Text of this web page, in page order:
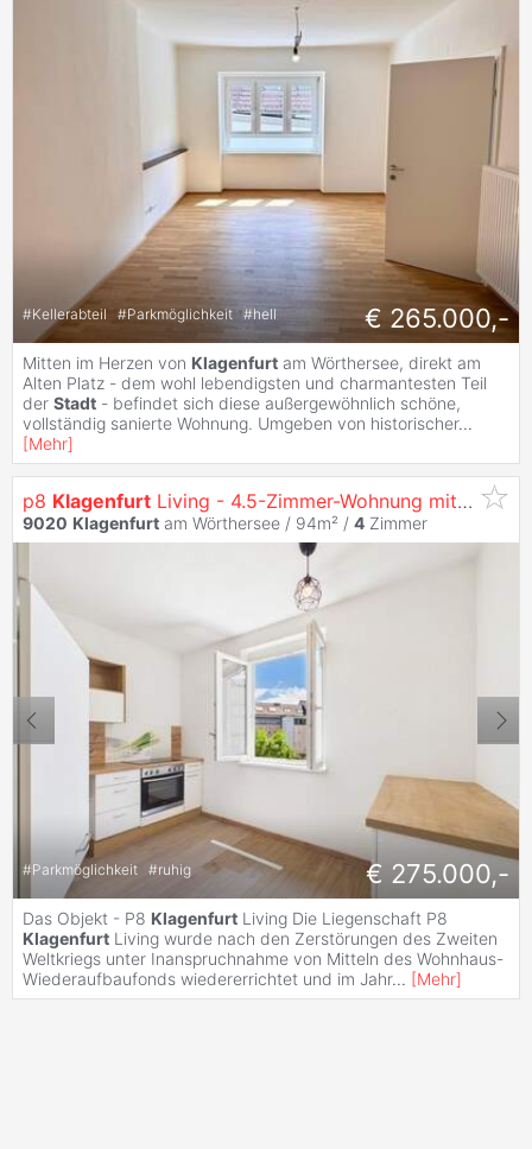
#Kellerabteil #Parkmöglichkeit #hell € 265.000,-
Mitten im Herzen von Klagenfurt am Wörthersee, direkt am
Alten Platz - dem wohl lebendigsten und charmantesten Teil
der Stadt - befindet sich diese außergewöhnlich schöne,
vollständig sanierte Wohnung. Umgeben von historischer...
[Mehr]
p8 Klagenfurt Living - 4.5-Zimmer-Wohnung mit Klare Raumaufteilung in Zentraler Innenstadtlage
9020 Klagenfurt am Wörthersee / 94m² / 4 Zimmer
#Parkmöglichkeit #ruhig € 275.000,-
Das Objekt - P8 Klagenfurt Living Die Liegenschaft P8
Klagenfurt Living wurde nach den Zerstörungen des Zweiten
Weltkriegs unter Inanspruchnahme von Mitteln des Wohnhaus-
Wiederaufbaufonds wiedererrichtet und im Jahr... [Mehr]